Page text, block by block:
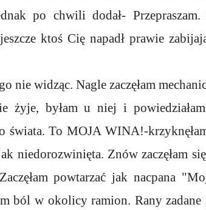
po chwili dodał-
ktoś Cię napadł prawie
nie widząc. Nagle zaczęłam
żyje, byłam u niej i
świata. To MOJA WINA!-
niedorozwinięta. Znów zaczęłam
powtarzać jak nacpana
ból w okolicy ramion. Rany zadane